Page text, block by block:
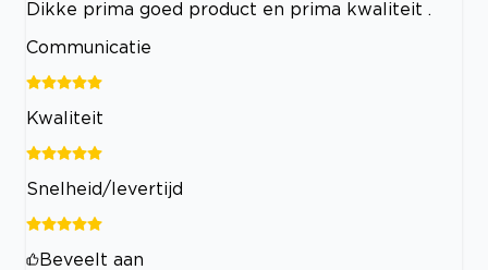
Dikke prima goed product en prima kwaliteit .
Communicatie
Kwaliteit
Snelheid/levertijd
Beveelt aan